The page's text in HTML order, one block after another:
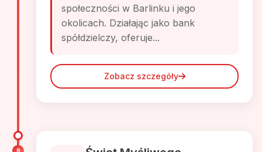
społeczności w Barlinku i jego
okolicach. Działając jako bank
spółdzielczy, oferuje...
Zobacz szczegóły